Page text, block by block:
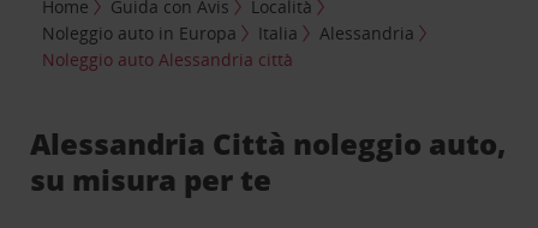
Home Guida con Avis
Località
Noleggio auto in Europa
Italia
Alessandria
Noleggio auto Alessandria città
Alessandria Città noleggio auto,
su misura per te